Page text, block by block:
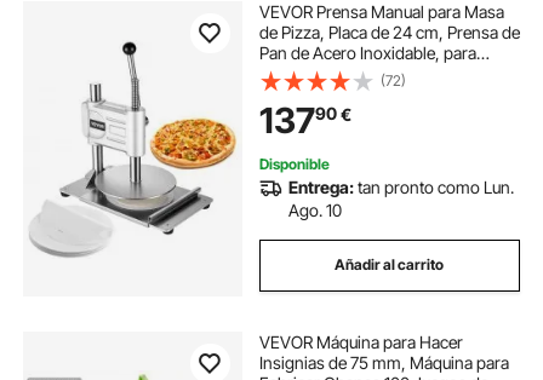
VEVOR Prensa Manual para Masa
de Pizza, Placa de 24 cm, Prensa de
Pan de Acero Inoxidable, para
Hacer Chapatis, Formadora con
Asa y 100 Hojas de Papel
Pergamino, 400 x 245 x 360 mm,
Color Plata
(72)
13790€
Disponible
Entrega:tan pronto como Lun.
Ago. 10
Añadir al carrito
VEVOR Máquina para Hacer
Insignias de 75 mm, Máquina para